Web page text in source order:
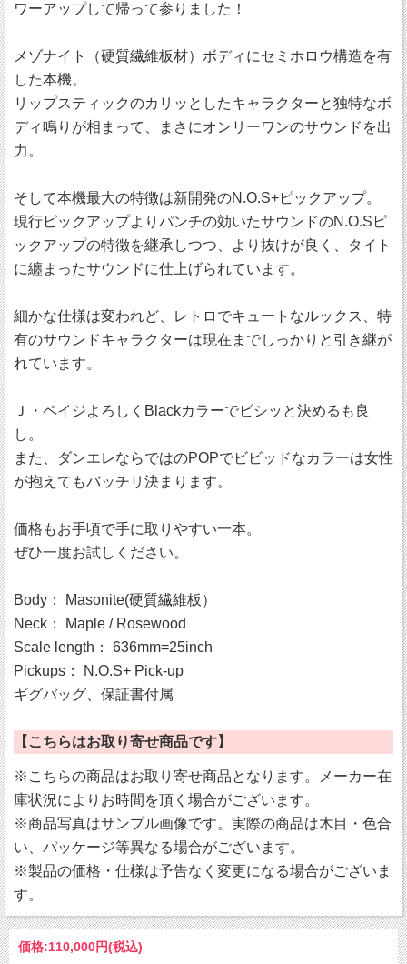
ワーアップして帰って参りました！
メゾナイト（硬質繊維板材）ボディにセミホロウ構造を有
した本機。
リップスティックのカリッとしたキャラクターと独特なボ
ディ鳴りが相まって、まさにオンリーワンのサウンドを出
力。
そして本機最大の特徴は新開発のN.O.S+ピックアップ。
現行ピックアップよりパンチの効いたサウンドのN.O.Sピ
ックアップの特徴を継承しつつ、より抜けが良く、タイト
に纏まったサウンドに仕上げられています。
細かな仕様は変われど、レトロでキュートなルックス、特
有のサウンドキャラクターは現在までしっかりと引き継が
れています。
Ｊ・ペイジよろしくBlackカラーでビシッと決めるも良
し。
また、ダンエレならではのPOPでビビッドなカラーは女性
が抱えてもバッチリ決まります。
価格もお手頃で手に取りやすい一本。
ぜひ一度お試しください。
Body： Masonite(硬質繊維板）
Neck： Maple / Rosewood
Scale length： 636mm=25inch
Pickups： N.O.S+ Pick-up
ギグバッグ、保証書付属
【こちらはお取り寄せ商品です】
※こちらの商品はお取り寄せ商品となります。メーカー在
庫状況によりお時間を頂く場合がございます。
※商品写真はサンプル画像です。実際の商品は木目・色合
い、パッケージ等異なる場合がございます。
※製品の価格・仕様は予告なく変更になる場合がございま
す。
価格:110,000円(税込)